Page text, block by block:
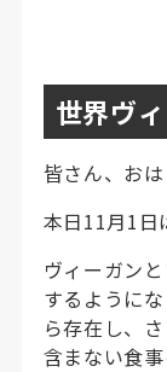
世界ヴ
皆さん、おは
本日11月1日
ヴィーガン
するように
ら存在し、
含まない食